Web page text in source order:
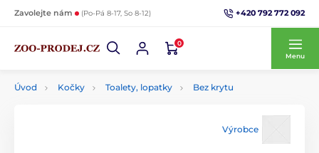
Zavolejte nám (Po-Pá 8-17, So 8-12) +420 792 772 092
0
Menu
Úvod Kočky Toalety, lopatky Bez krytu
Výrobce